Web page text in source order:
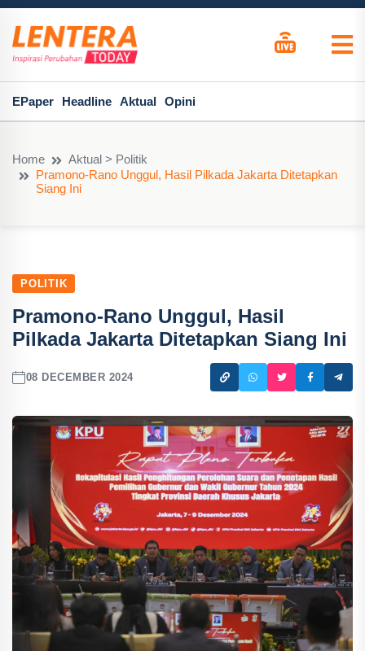
EPaper Headline Aktual Opini
Home
Aktual > Politik
Pramono-Rano Unggul, Hasil Pilkada Jakarta Ditetapkan
Siang Ini
POLITIK
Pramono-Rano Unggul, Hasil
Pilkada Jakarta Ditetapkan Siang Ini
08 DECEMBER 2024